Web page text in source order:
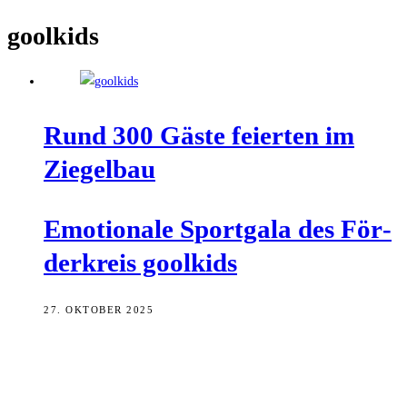
goolkids
Rund 300 Gäs­te fei­er­ten im
Ziegelbau
Emo­tio­na­le Sport­ga­la des För­
der­kreis goolkids
27. OKTOBER 2025